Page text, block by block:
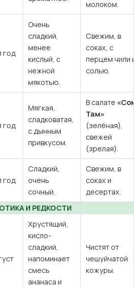
молоком.
год
Очень
сладкий,
менее
кислый, с
нежной
мякотью.
Свежим, в
соках, с
перцем чили
солью.
год
Мягкая,
сладковатая,
с дынным
привкусом.
В салате
Там»
(зелёная),
свежей
(зрелая).
год
Сладкий,
очень
сочный.
Свежим, в
соках и
десертах.
И РЕДКОСТИ
Хрустящий,
кисло-
сладкий,
напоминает
смесь
ананаса и
Чистят от
чешуйчатой
кожуры.